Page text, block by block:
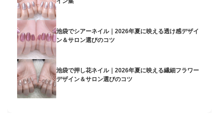
池袋でシアーネイル｜2026年夏に映える透け感デザイ
ン＆サロン選びのコツ
池袋で押し花ネイル｜2026年夏に映える繊細フラワー
デザイン＆サロン選びのコツ